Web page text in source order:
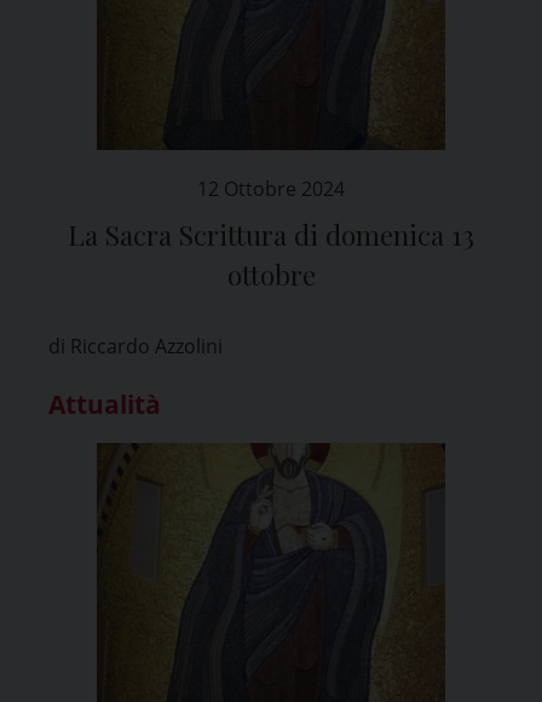
12 Ottobre 2024
La Sacra Scrittura di domenica 13
ottobre
di Riccardo Azzolini
Attualità